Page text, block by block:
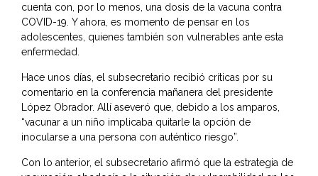
cuenta con, por lo menos, una dosis de la vacuna contra
COVID-19. Y ahora, es momento de pensar en los
adolescentes, quienes también son vulnerables ante esta
enfermedad.
Hace unos días, el subsecretario recibió críticas por su
comentario en la conferencia mañanera del presidente
López Obrador. Allí aseveró que, debido a los amparos,
“vacunar a un niño implicaba quitarle la opción de
inocularse a una persona con auténtico riesgo”.
Con lo anterior, el subsecretario afirmó que la estrategia de